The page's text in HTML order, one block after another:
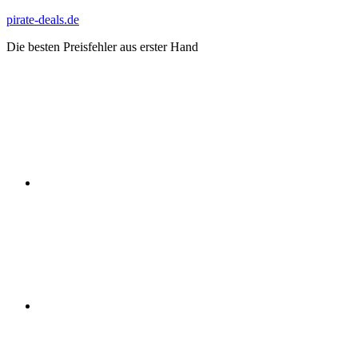
Zum
springen
pirate-deals.de
Die besten Preisfehler aus erster Hand